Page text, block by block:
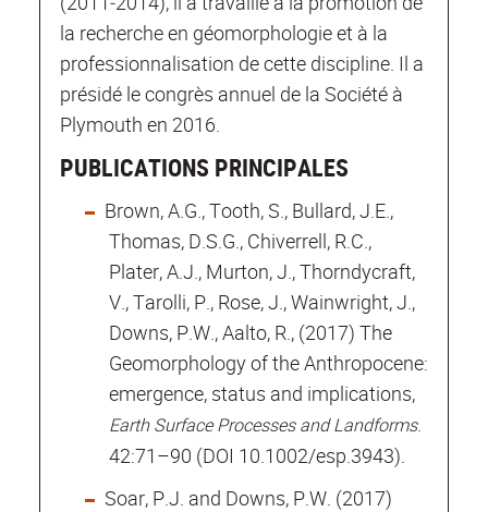
la recherche en géomorphologie et à la
professionnalisation de cette discipline. Il a
présidé le congrès annuel de la Société à
Plymouth en 2016.
PUBLICATIONS PRINCIPALES
Brown, A.G., Tooth, S., Bullard, J.E.,
Thomas, D.S.G., Chiverrell, R.C.,
Plater, A.J., Murton, J., Thorndycraft,
V., Tarolli, P., Rose, J., Wainwright, J.,
Downs, P.W., Aalto, R., (2017) The
Geomorphology of the Anthropocene:
emergence, status and implications,
Earth Surface Processes and Landforms.
42:71–90 (DOI 10.1002/esp.3943).
Soar, P.J. and Downs, P.W. (2017)